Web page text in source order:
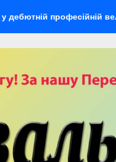
професійній велогонці